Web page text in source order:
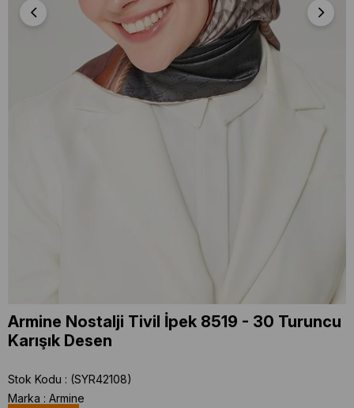
Armine Nostalji Tivil İpek 8519 - 30 Turuncu
Karışık Desen
Stok Kodu
(SYR42108)
Marka : Armine